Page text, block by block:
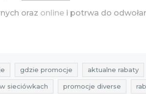
oraz online i potrwa do
gdzie promocje aktualne rabaty
sieciówkach promocje diverse